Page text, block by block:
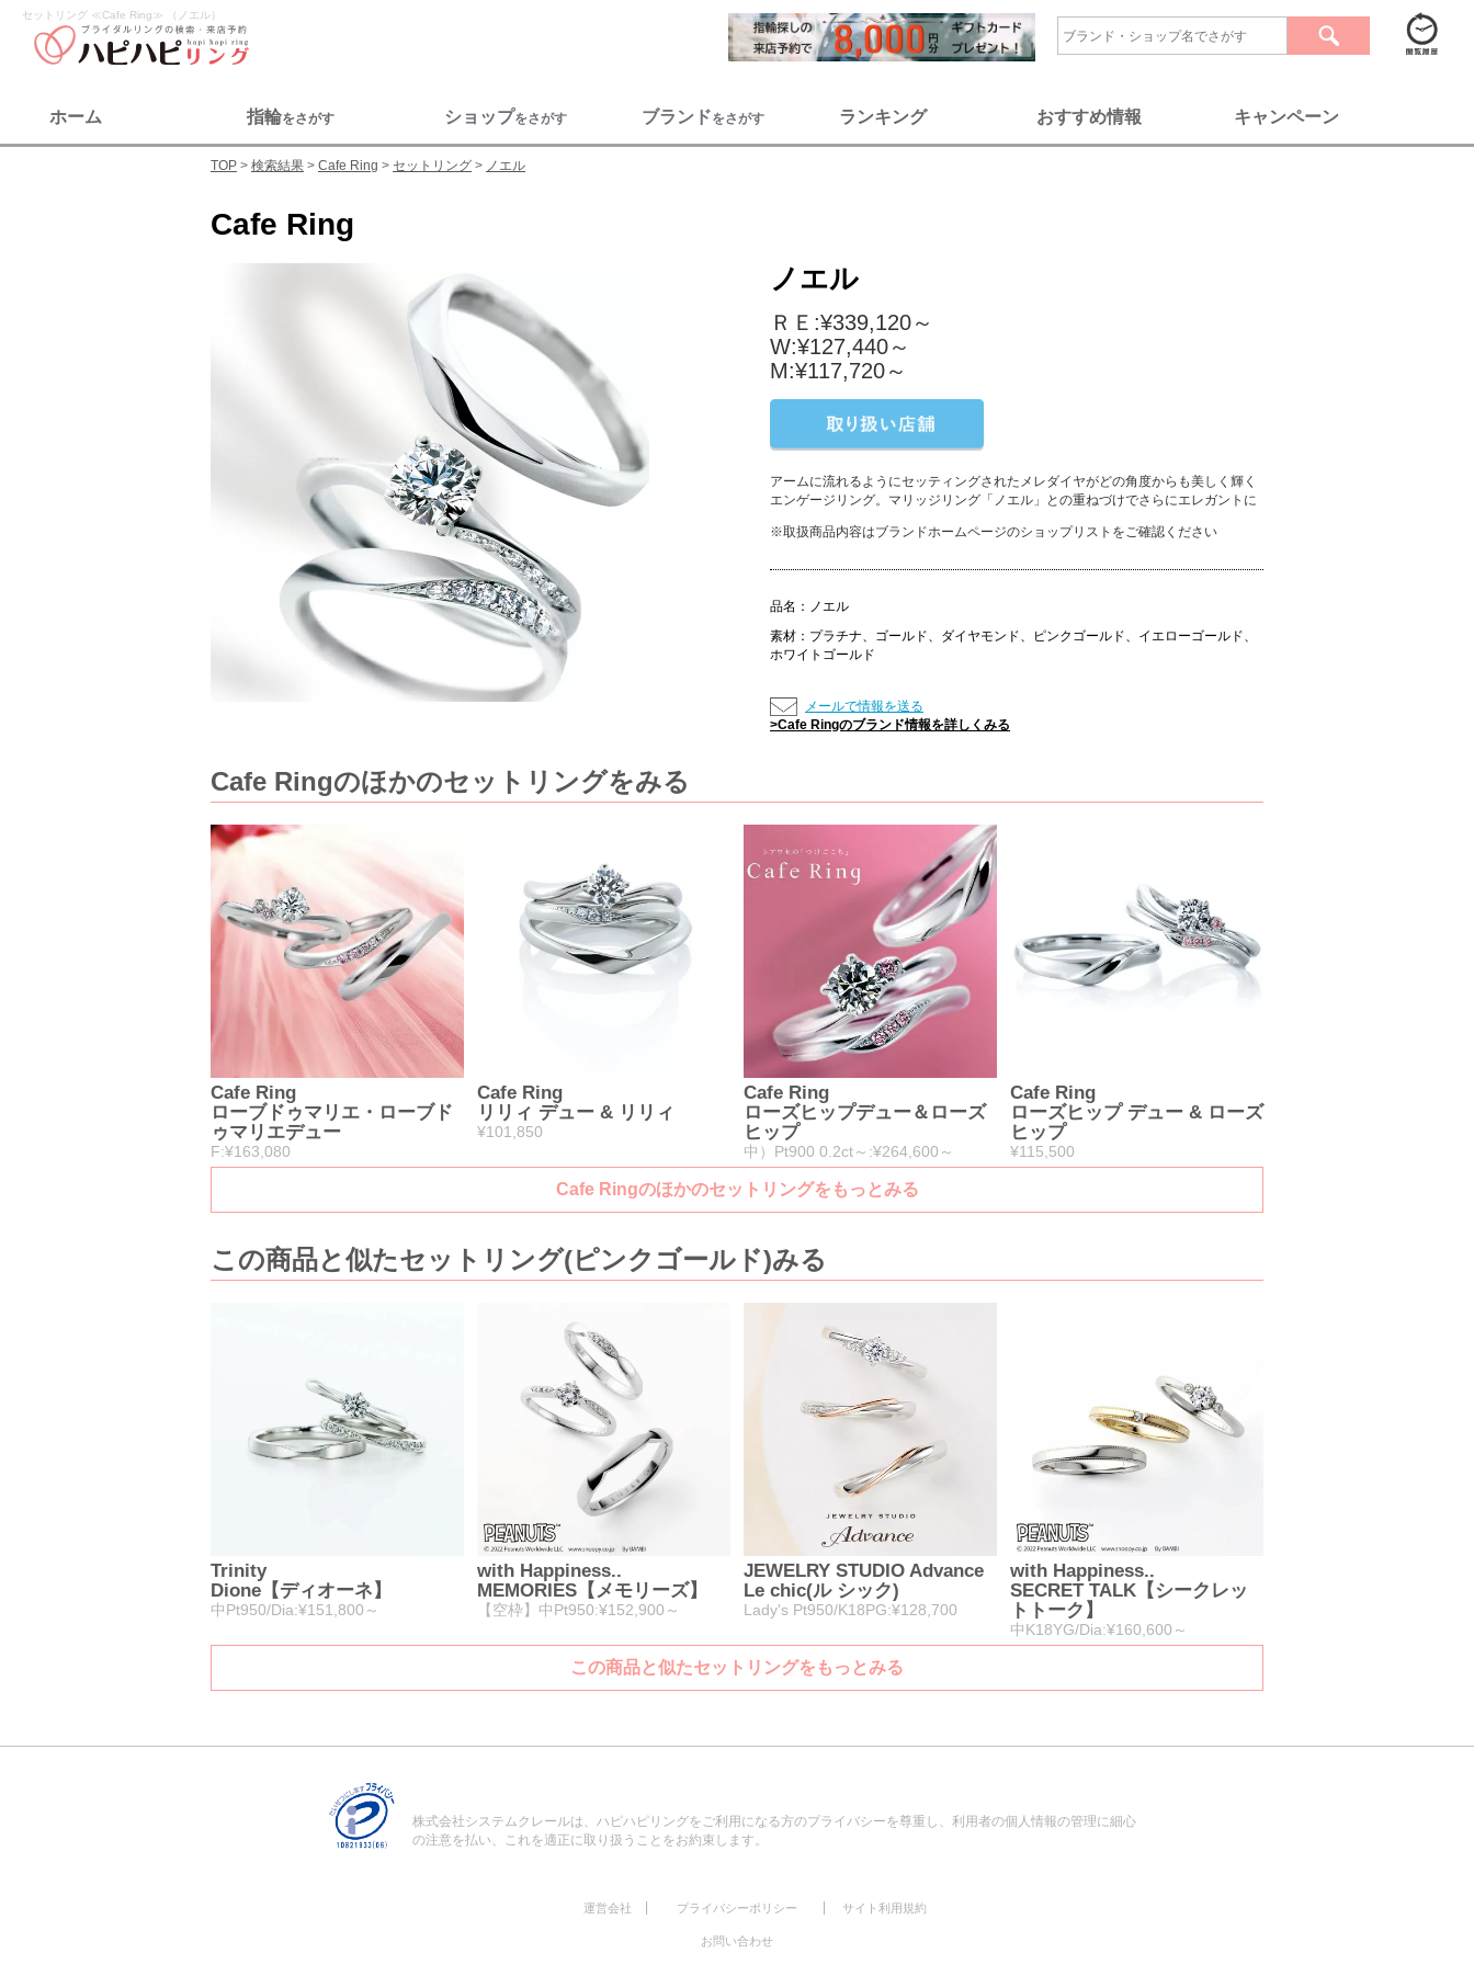
セットリング ≪Cafe Ring≫ （ノエル）
ホーム 指輪をさがす ショップをさがす ブランドをさがす ランキング おすすめ情報 キャンペーン
TOP 検索結果 Cafe Ring セットリング ノエル
Cafe Ring
ノエル
ＲＥ:¥339,120～
W:¥127,440～
M:¥117,720～
アームに流れるようにセッティングされたメレダイヤがどの角度からも美しく輝く
エンゲージリング。マリッジリング「ノエル」との重ねづけでさらにエレガントに
※取扱商品内容はブランドホームページのショップリストをご確認ください
品名： ノエル
素材： プラチナ、ゴールド、ダイヤモンド、ピンクゴールド、イエローゴールド、
ホワイトゴールド
メールで情報を送る
>Cafe Ringのブランド情報を詳しくみる
Cafe Ringのほかのセットリングをみる
Cafe Ring
ローブドゥマリエ・ローブド
ゥマリエデュー
F:¥163,080
Cafe Ring
リリィ デュー & リリィ
¥101,850
Cafe Ring
ローズヒップデュー＆ローズ
ヒップ
中）Pt900 0.2ct～:¥264,600～
Cafe Ring
ローズヒップ デュー & ローズ
ヒップ
¥115,500
Cafe Ringのほかのセットリングをもっとみる
この商品と似たセットリング(ピンクゴールド)みる
Trinity
Dione【ディオーネ】
中Pt950/Dia:¥151,800～
with Happiness..
MEMORIES【メモリーズ】
【空枠】中Pt950:¥152,900～
JEWELRY STUDIO Advance
Le chic(ル シック)
Lady's Pt950/K18PG:¥128,700
with Happiness..
SECRET TALK【シークレッ
トトーク】
中K18YG/Dia:¥160,600～
この商品と似たセットリングをもっとみる
株式会社システムクレールは、ハピハピリングをご利用になる方のプライバシーを尊重し、利用者の個人情報の管理に細心
の注意を払い、これを適正に取り扱うことをお約束します。
運営会社 プライバシーポリシー サイト利用規約
お問い合わせ